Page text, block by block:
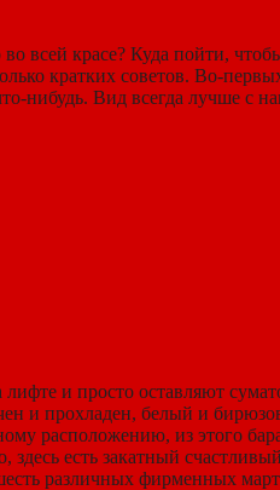
всей красе? Куда пойти,
кратких советов. Во-
нибудь. Вид всегда лучше с
и просто оставляют
и прохладен, белый и
расположению, из этого
есть закатный
различных фирменных